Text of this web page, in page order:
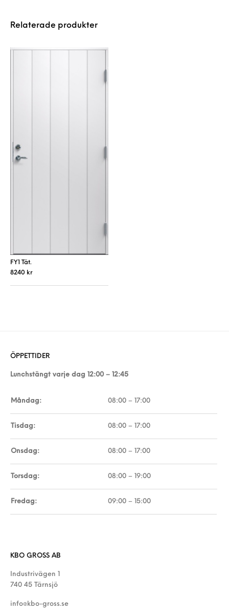
Relaterade produkter
FY1 Tät.
8240 kr
ÖPPETTIDER
Lunchstängt varje dag 12:00 – 12:45
Måndag: 08:00 – 17:00
Tisdag: 08:00 – 17:00
Onsdag: 08:00 – 17:00
Torsdag: 08:00 – 19:00
Fredag: 09:00 – 15:00
KBO GROSS AB
Industrivägen 1
740 45 Tärnsjö
info@kbo-gross.se